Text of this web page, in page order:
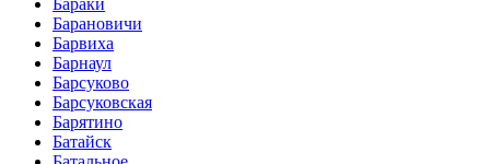
Барановичи
Барвиха
Барнаул
Барсуково
Барсуковская
Барятино
Батайск